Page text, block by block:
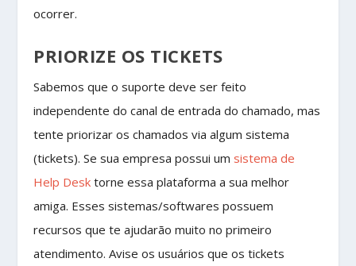
ocorrer.
PRIORIZE OS TICKETS
Sabemos que o suporte deve ser feito
independente do canal de entrada do chamado, mas
tente priorizar os chamados via algum sistema
(tickets). Se sua empresa possui umsistema de
Help Desk torne essa plataforma a sua melhor
amiga. Esses sistemas/softwares possuem
recursos que te ajudarão muito no primeiro
atendimento. Avise os usuários que os tickets